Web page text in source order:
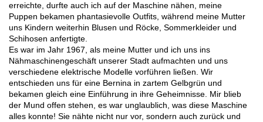
erreichte, durfte auch ich auf der Maschine nähen, meine
Puppen bekamen phantasievolle Outfits, während meine Mutter
uns Kindern weiterhin Blusen und Röcke, Sommerkleider und
Schihosen anfertigte.
Es war im Jahr 1967, als meine Mutter und ich uns ins
Nähmaschinengeschäft unserer Stadt aufmachten und uns
verschiedene elektrische Modelle vorführen ließen. Wir
entschieden uns für eine Bernina in zartem Gelbgrün und
bekamen gleich eine Einführung in ihre Geheimnisse. Mir blieb
der Mund offen stehen, es war unglaublich, was diese Maschine
alles konnte! Sie nähte nicht nur vor, sondern auch zurück und